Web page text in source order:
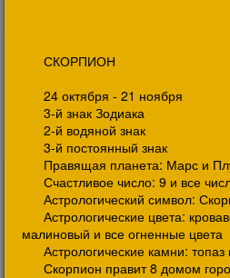
СКОРПИОН
24 октября - 21 ноября
3-й знак Зодиака
2-й водяной знак
3-й постоянный знак
Правящая планета: Марс и
Счастливое число: 9 и все
Астрологический символ:
Астрологические цвета:
малиновый и все огненные цвета
Астрологические камни: топаз
Скорпион правит 8 домом